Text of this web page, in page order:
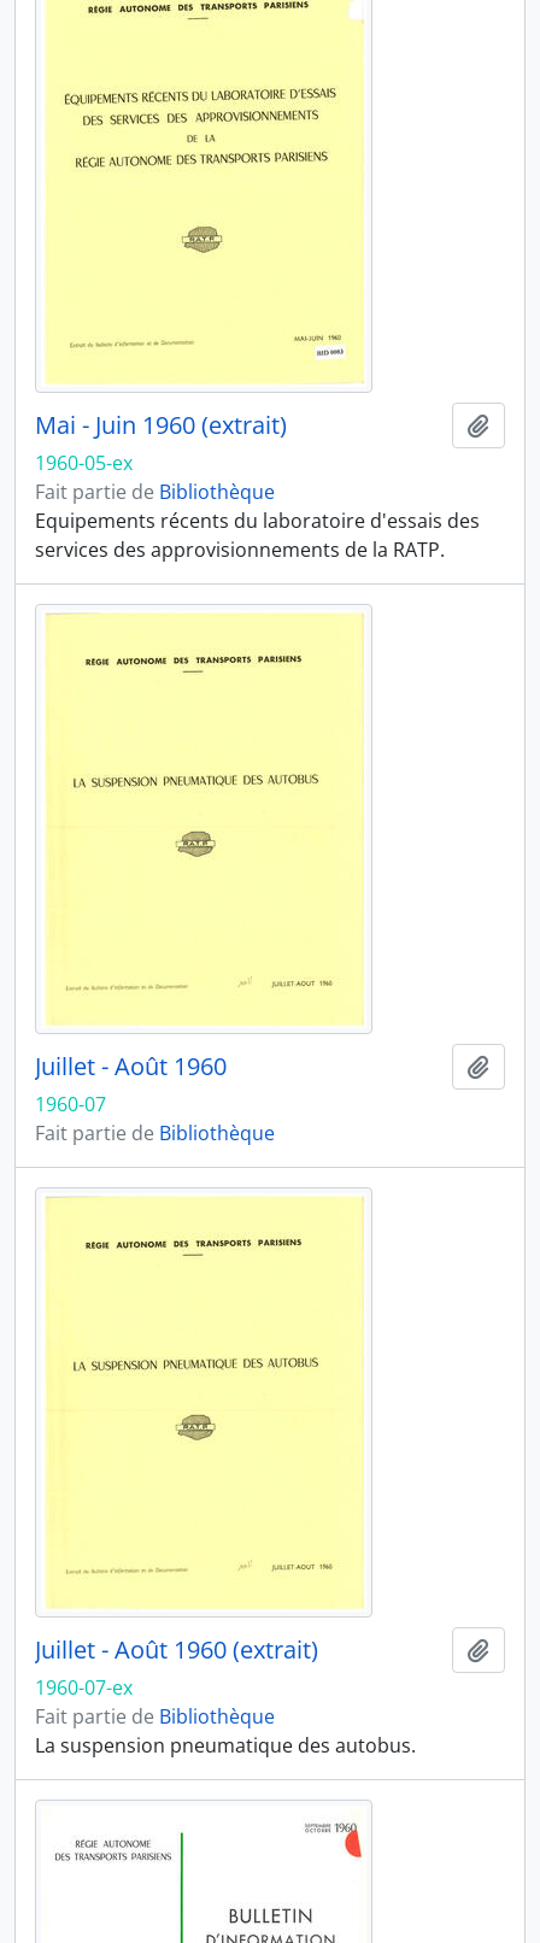
Mai - Juin 1960 (extrait)
1960-05-ex
Fait partie de Bibliothèque
Equipements récents du laboratoire d'essais des
services des approvisionnements de la RATP.
Juillet - Août 1960
1960-07
Fait partie de Bibliothèque
Juillet - Août 1960 (extrait)
1960-07-ex
Fait partie de Bibliothèque
La suspension pneumatique des autobus.